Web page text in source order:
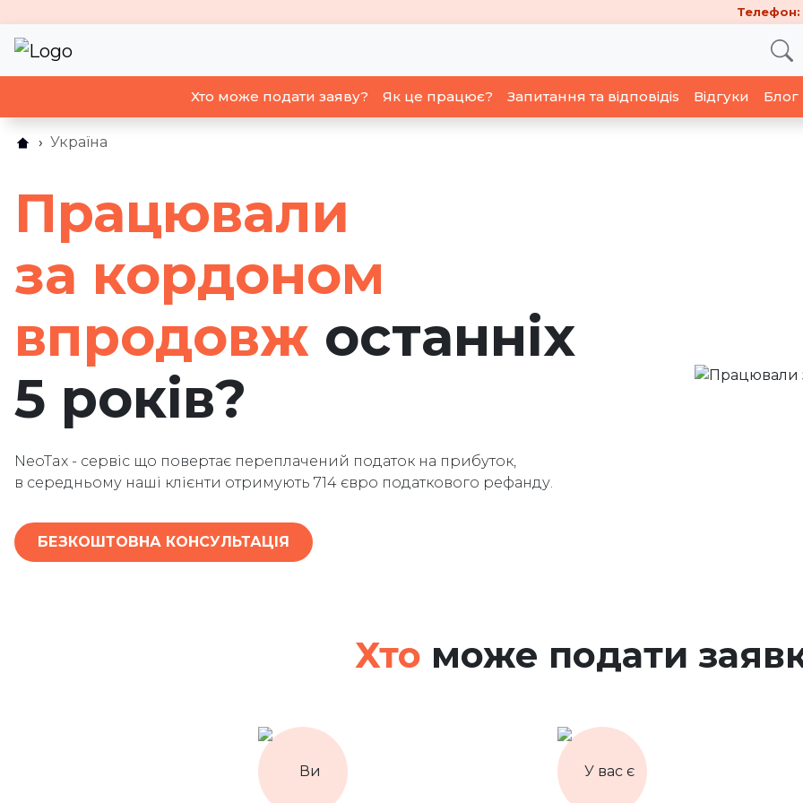
Телефон:
Хто може подати заяву? Як це працює? Запитання та відповідіs Відгуки Блог
Україна
Працювали
за кордоном
впродовж останніх
5 років?
NeoTax - сервіс що повертає переплачений податок на прибуток,
в середньому наші клієнти отримують 714 євро податкового рефанду.
БЕЗКОШТОВНА КОНСУЛЬТАЦІЯ
Хто може подати